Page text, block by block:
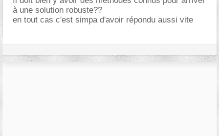
à une solution robuste??
en tout cas c'est simpa d'avoir répondu aussi vite